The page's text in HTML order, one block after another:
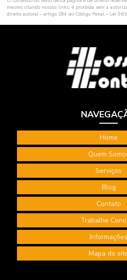
Segurança do trabalho e saúde
Segurança ocupacional e meio ambiente
Segurança e saude do trabalho
Serviços de consultoria em segurança
Serviços de segurança do trabalho
Tecnico segurança do trabalho consultoria
Terceirização de bombeiro civil
Terceirização de serviços bombeiro civil
Terceirização de serviços de segurança
Treinamento de higiene ocupacional
Treinamento internacional NEBOSH
Treinamento NEBOSH IGC
mesmo citando nossos links, é proibida sem a
direito autoral – artigo 184 do Código Penal – Lei
Home
Quem
Serviços
Blog
Contato
Trabalhe
Informações
Mapa do